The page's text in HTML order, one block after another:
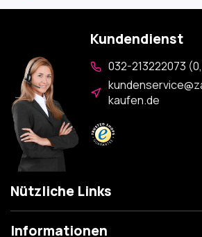
Kundendienst
032-213222073
kaufen.de
Nützliche Links
Informationen